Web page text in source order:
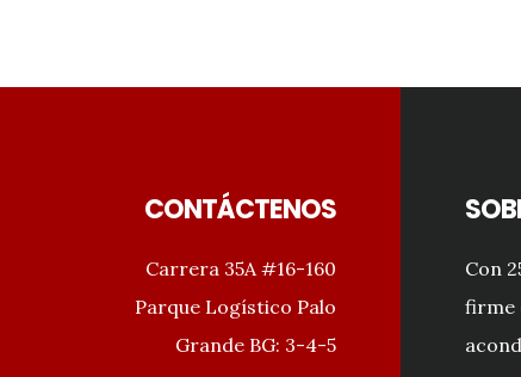
CONTÁCTENOS
Carrera 35A #16-160
Parque Logístico Palo
Grande BG: 3-4-5
Con
firme